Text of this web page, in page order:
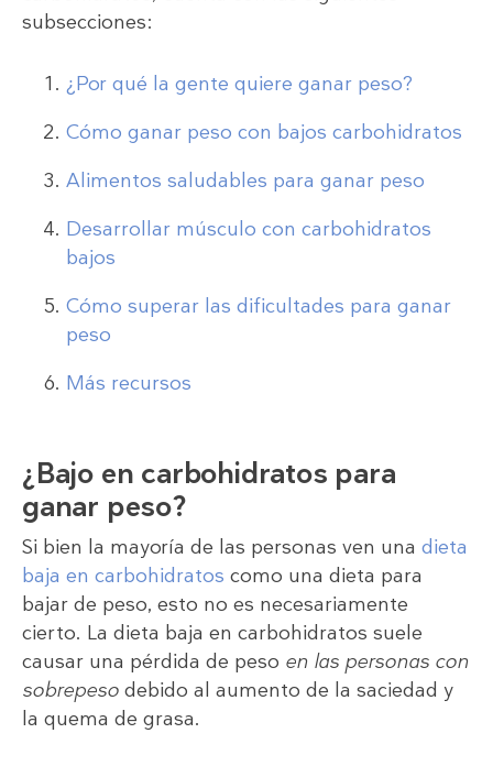
subsecciones:
¿Por qué la gente quiere ganar peso?
Cómo ganar peso con bajos carbohidratos
Alimentos saludables para ganar peso
Desarrollar músculo con carbohidratos
bajos
Cómo superar las dificultades para ganar
peso
Más recursos
¿Bajo en carbohidratos para
ganar peso?
Si bien la mayoría de las personas ven una dieta
baja en carbohidratos como una dieta para
bajar de peso, esto no es necesariamente
cierto. La dieta baja en carbohidratos suele
causar una pérdida de peso en las personas con
sobrepeso debido al aumento de la saciedad y
la quema de grasa.